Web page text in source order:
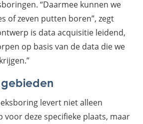
“Daarmee kunnen we
of zeven putten boren”, zegt
is data acquisitie leidend,
op basis van de data die we
gebieden
levert niet alleen
voor deze specifieke plaats, maar